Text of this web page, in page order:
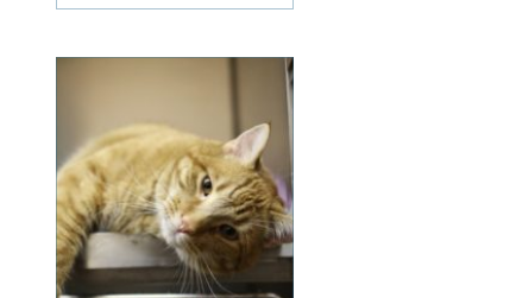
För många hundägare i
lära några kommandon,
utan om att byg...